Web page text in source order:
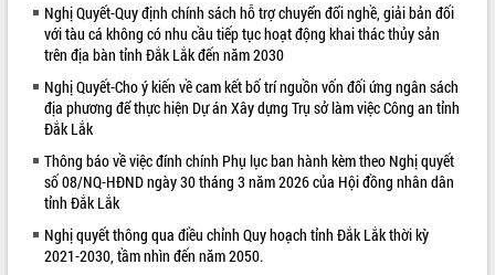
ALBUM ẢNH
LIÊN KẾT WEB
Nghị Quyết-Quy định chính sách hỗ trợ chuyển đổi nghề, giải bản đối
với tàu cá không có nhu cầu tiếp tục hoạt động khai thác thủy sản
trên địa bàn tỉnh Đắk Lắk đến năm 2030
Nghị Quyết-Cho ý kiến về cam kết bố trí nguồn vốn đối ứng ngân sách
địa phương để thực hiện Dự án Xây dựng Trụ sở làm việc Công an tỉnh
Đắk Lắk
Thông báo về việc đính chính Phụ lục ban hành kèm theo Nghị quyết
số 08/NQ-HĐND ngày 30 tháng 3 năm 2026 của Hội đồng nhân dân
tỉnh Đắk Lắk
Nghị quyết thông qua điều chỉnh Quy hoạch tỉnh Đắk Lắk thời kỳ
2021-2030, tầm nhìn đến năm 2050.